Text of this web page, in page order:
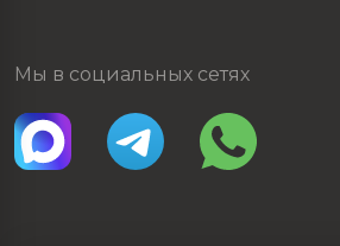
Мы в социальных сетях